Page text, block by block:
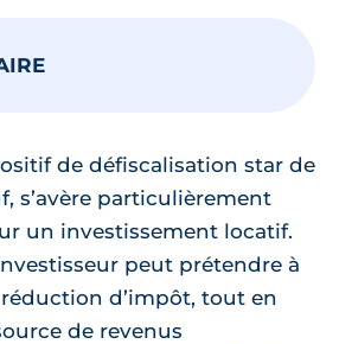
de défiscalisation star de
s’avère particulièrement
un investissement locatif.
peut prétendre à
d’impôt, tout en
de revenus